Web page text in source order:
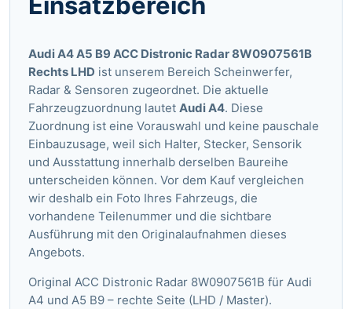
Audi A4 A5 B9 ACC Distronic Radar 8W0907561B
Rechts LHD ist unserem Bereich Scheinwerfer,
Radar & Sensoren zugeordnet. Die aktuelle
Fahrzeugzuordnung lautet Audi A4. Diese
Zuordnung ist eine Vorauswahl und keine pauschale
Einbauzusage, weil sich Halter, Stecker, Sensorik
und Ausstattung innerhalb derselben Baureihe
unterscheiden können. Vor dem Kauf vergleichen
wir deshalb ein Foto Ihres Fahrzeugs, die
vorhandene Teilenummer und die sichtbare
Ausführung mit den Originalaufnahmen dieses
Angebots.
Original ACC Distronic Radar 8W0907561B für Audi
A4 und A5 B9 – rechte Seite (LHD / Master).